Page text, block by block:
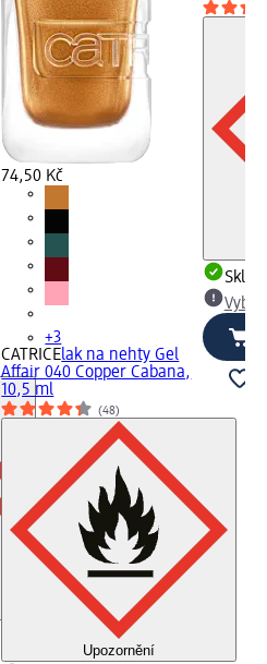
74,50 Kč
+3
CATRICElak na nehty Gel
Affair 040 Copper Cabana,
10,5 ml
(48)
Upozornění